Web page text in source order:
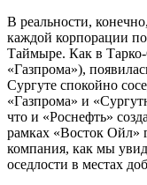
В реальности,
каждой корпорации
Таймыре. Как в
«Газпрома»),
Сургуте спокойно
«Газпрома» и
что и «Роснефть»
рамках «Восток Ойл»
компания, как мы
оседлости в местах